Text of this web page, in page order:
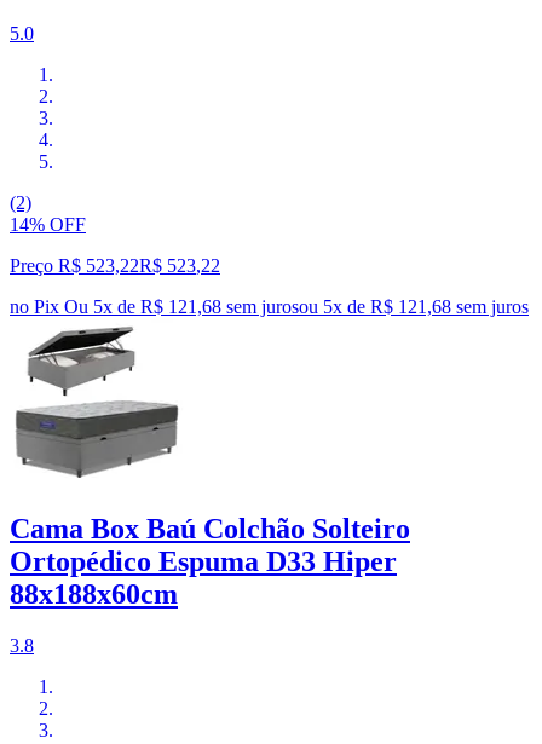
5.0
(2)
14% OFF
Preço R$ 523,22R$ 523,22
no Pix Ou 5x de R$ 121,68 sem jurosou 5x de R$ 121,68 sem juros
Cama Box Baú Colchão Solteiro
Ortopédico Espuma D33 Hiper
88x188x60cm
3.8